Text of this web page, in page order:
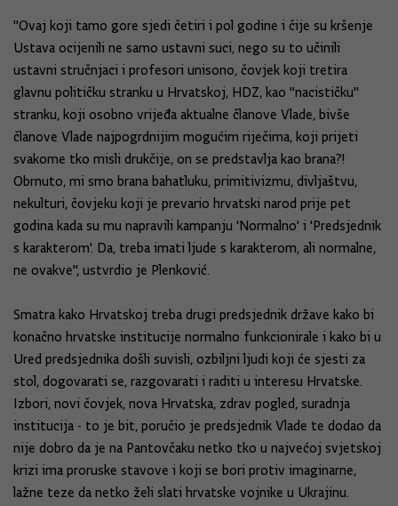
''Ovaj koji tamo gore sjedi četiri i pol godine i čije su kršenje
Ustava ocijenili ne samo ustavni suci, nego su to učinili
ustavni stručnjaci i profesori unisono, čovjek koji tretira
glavnu političku stranku u Hrvatskoj, HDZ, kao ''nacističku''
stranku, koji osobno vrijeđa aktualne članove Vlade, bivše
članove Vlade najpogrdnijim mogućim riječima, koji prijeti
svakome tko misli drukčije, on se predstavlja kao brana?!
Obrnuto, mi smo brana bahatluku, primitivizmu, divljaštvu,
nekulturi, čovjeku koji je prevario hrvatski narod prije pet
godina kada su mu napravili kampanju 'Normalno' i 'Predsjednik
s karakterom'. Da, treba imati ljude s karakterom, ali normalne,
ne ovakve'', ustvrdio je Plenković.
Smatra kako Hrvatskoj treba drugi predsjednik države kako bi
konačno hrvatske institucije normalno funkcionirale i kako bi u
Ured predsjednika došli suvisli, ozbiljni ljudi koji će sjesti za
stol, dogovarati se, razgovarati i raditi u interesu Hrvatske.
Izbori, novi čovjek, nova Hrvatska, zdrav pogled, suradnja
institucija - to je bit, poručio je predsjednik Vlade te dodao da
nije dobro da je na Pantovčaku netko tko u najvećoj svjetskoj
krizi ima proruske stavove i koji se bori protiv imaginarne,
lažne teze da netko želi slati hrvatske vojnike u Ukrajinu.